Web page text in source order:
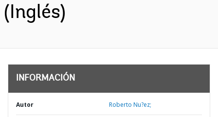
(Inglés)
INFORMACIÓN
Autor Roberto Nu?ez;